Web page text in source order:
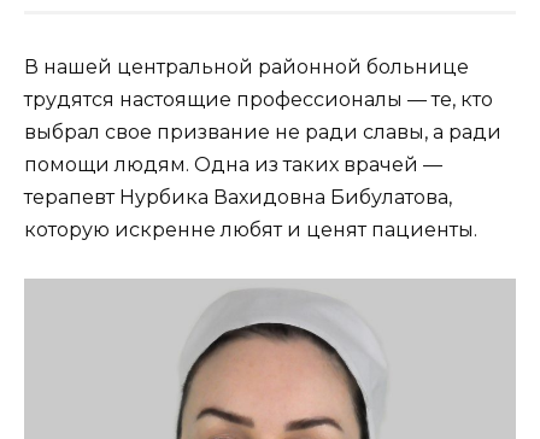
В нашей центральной районной больнице
трудятся настоящие профессионалы — те, кто
выбрал свое призвание не ради славы, а ради
помощи людям. Одна из таких врачей —
терапевт Нурбика Вахидовна Бибулатова,
которую искренне любят и ценят пациенты.